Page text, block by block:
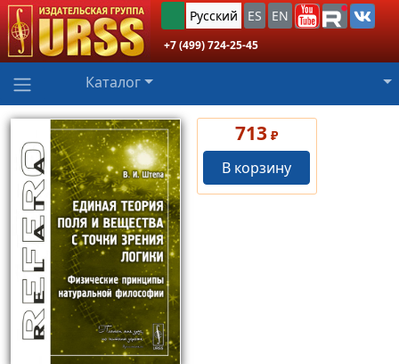
Русский ES EN
+7 (499) 724-25-45
Каталог
713 ₽
В корзину